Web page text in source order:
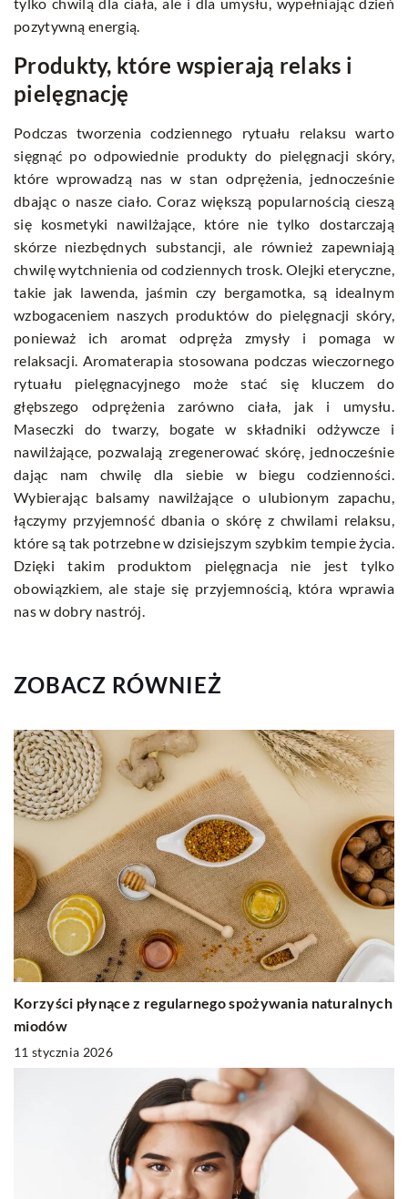
tylko chwilą dla ciała, ale i dla umysłu, wypełniając dzień
pozytywną energią.
Produkty, które wspierają relaks i
pielęgnację
Podczas tworzenia codziennego rytuału relaksu warto
sięgnąć po odpowiednie produkty do pielęgnacji skóry,
które wprowadzą nas w stan odprężenia, jednocześnie
dbając o nasze ciało. Coraz większą popularnością cieszą
się kosmetyki nawilżające, które nie tylko dostarczają
skórze niezbędnych substancji, ale również zapewniają
chwilę wytchnienia od codziennych trosk. Olejki eteryczne,
takie jak lawenda, jaśmin czy bergamotka, są idealnym
wzbogaceniem naszych produktów do pielęgnacji skóry,
ponieważ ich aromat odpręża zmysły i pomaga w
relaksacji. Aromaterapia stosowana podczas wieczornego
rytuału pielęgnacyjnego może stać się kluczem do
głębszego odprężenia zarówno ciała, jak i umysłu.
Maseczki do twarzy, bogate w składniki odżywcze i
nawilżające, pozwalają zregenerować skórę, jednocześnie
dając nam chwilę dla siebie w biegu codzienności.
Wybierając balsamy nawilżające o ulubionym zapachu,
łączymy przyjemność dbania o skórę z chwilami relaksu,
które są tak potrzebne w dzisiejszym szybkim tempie życia.
Dzięki takim produktom pielęgnacja nie jest tylko
obowiązkiem, ale staje się przyjemnością, która wprawia
nas w dobry nastrój.
ZOBACZ RÓWNIEŻ
Korzyści płynące z regularnego spożywania naturalnych
miodów
11 stycznia 2026